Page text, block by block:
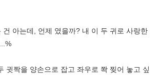
건 아는데, 언제 였을까? 내 이 두 귀로 사랑한
귓짝을 양손으로 잡고 좌우로 쫙 찢어 놓고 싶